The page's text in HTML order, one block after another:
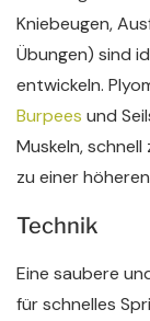
Kniebeugen,
Übungen) sind
entwickeln.
Burpees und
Muskeln,
zu einer
Technik
Eine saubere
für schnelles